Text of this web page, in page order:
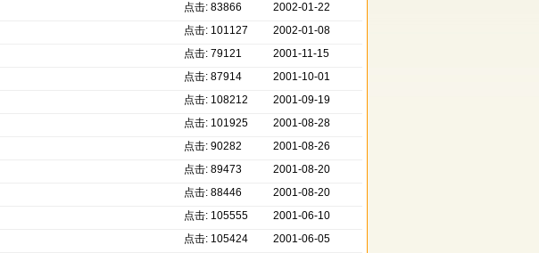
2002-01-22
点击: 83866
2002-01-08
点击: 101127
2001-11-15
点击: 79121
2001-10-01
点击: 87914
2001-09-19
点击: 108212
2001-08-28
点击: 101925
2001-08-26
点击: 90282
2001-08-20
点击: 89473
2001-08-20
点击: 88446
2001-06-10
点击: 105555
2001-06-05
点击: 105424